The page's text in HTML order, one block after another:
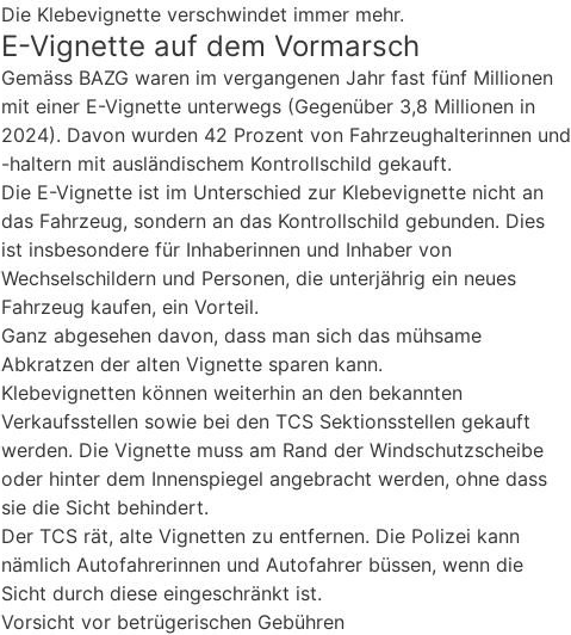
Die Klebevignette verschwindet immer mehr.
E-Vignette auf dem Vormarsch
Gemäss BAZG waren im vergangenen Jahr fast fünf Millionen
mit einer E-Vignette unterwegs (Gegenüber 3,8 Millionen in
2024). Davon wurden 42 Prozent von Fahrzeughalterinnen und
-haltern mit ausländischem Kontrollschild gekauft.
Die E-Vignette ist im Unterschied zur Klebevignette nicht an
das Fahrzeug, sondern an das Kontrollschild gebunden. Dies
ist insbesondere für Inhaberinnen und Inhaber von
Wechselschildern und Personen, die unterjährig ein neues
Fahrzeug kaufen, ein Vorteil.
Ganz abgesehen davon, dass man sich das mühsame
Abkratzen der alten Vignette sparen kann.
Klebevignetten können weiterhin an den bekannten
Verkaufsstellen sowie bei den TCS Sektionsstellen gekauft
werden. Die Vignette muss am Rand der Windschutzscheibe
oder hinter dem Innenspiegel angebracht werden, ohne dass
sie die Sicht behindert.
Der TCS rät, alte Vignetten zu entfernen. Die Polizei kann
nämlich Autofahrerinnen und Autofahrer büssen, wenn die
Sicht durch diese eingeschränkt ist.
Vorsicht vor betrügerischen Gebühren